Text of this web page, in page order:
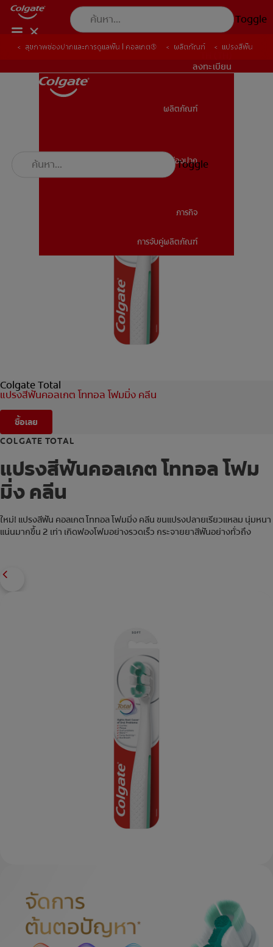
Toggle
ลงทะเบียน
ผลิตภัณฑ์
สุขภาพช่องปาก
ภารกิจ
การจับคู่ผลิตภัณฑ์
Toggle
สุขภาพช่องปากและการดูแลฟัน | คอลเกต® ผลิตภัณฑ์ แปรงสีฟัน
Colgate Total
แปรงสีฟันคอลเกต โททอล โฟมมิ่ง คลีน
ซื้อเลย
COLGATE TOTAL
แปรงสีฟันคอลเกต โททอล โฟม
มิ่ง คลีน
ใหม่! แปรงสีฟัน คอลเกต โททอล โฟมมิ่ง คลีน ขนแปรงปลายเรียวแหลม นุ่มหนา
แน่นมากขึ้น 2 เท่า เกิดฟองโฟมอย่างรวดเร็ว กระจายยาสีฟันอย่างทั่วถึง